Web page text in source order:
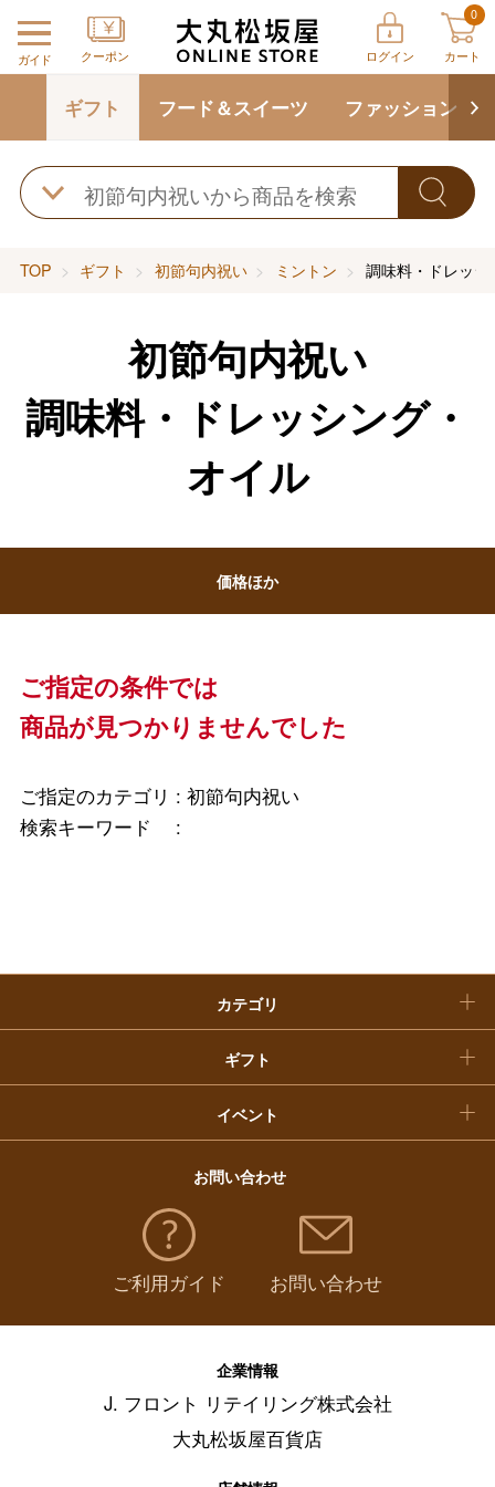
ガイド クーポン ログイン
0
カート
ギフト フード＆スイーツ ファッション
TOP ギフト 初節句内祝い ミントン 調味料・ドレッ
初節句内祝い
調味料・ドレッシング・
オイル
ご指定の条件では
商品が見つかりませんでした
ご指定のカテゴリ : 初節句内祝い
検索キーワード :
価格ほか
カテゴリ
フード＆スイーツ
ホーム＆インテリア
ギフト
結婚内祝い
イベント
母の日
お中元
敬老の日
福袋
お問い合わせ
ご利用ガイド お問い合わせ
企業情報
J. フロント リテイリング株式会社
大丸松坂屋百貨店